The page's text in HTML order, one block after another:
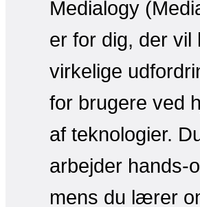
Medialogy
er for dig, der vil
virkelige
for brugere ved
af teknologier.
arbejder hands-
mens du lærer